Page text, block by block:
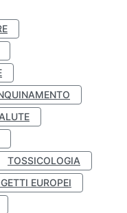
TOSSICOLOGIA
EUROPEI